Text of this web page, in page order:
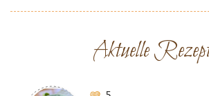
Aktuelle